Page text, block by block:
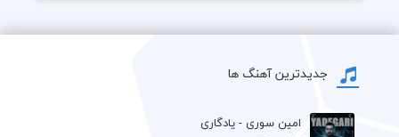
جدیدترین آهنگ ها
امین سوری - یادگاری